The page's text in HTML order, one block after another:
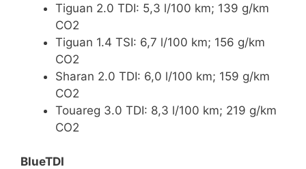
Tiguan 2.0 TDI: 5,3 l/100 km; 139 g/km
CO2
Tiguan 1.4 TSI: 6,7 l/100 km; 156 g/km
CO2
Sharan 2.0 TDI: 6,0 l/100 km; 159 g/km
CO2
Touareg 3.0 TDI: 8,3 l/100 km; 219 g/km
CO2
BlueTDI